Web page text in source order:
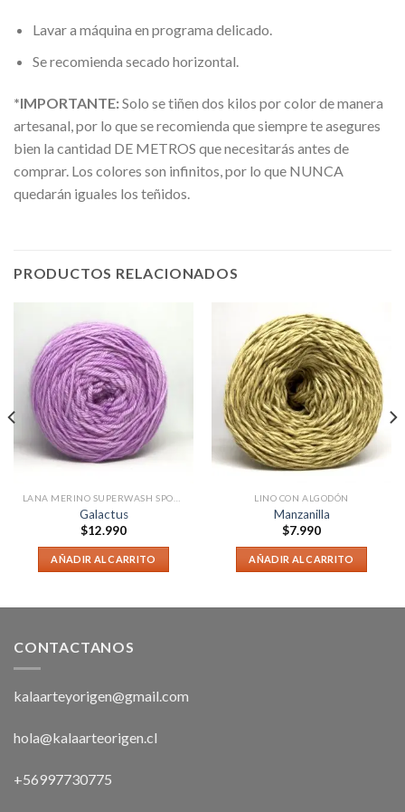
Lavar a máquina en programa delicado.
Se recomienda secado horizontal.
*IMPORTANTE:Solo se tiñen dos kilos por color de manera
artesanal, por lo que se recomienda que siempre te asegures
bien la cantidad DE METROS que necesitarás antes de
comprar. Los colores son infinitos, por lo que NUNCA
quedarán iguales los teñidos.
PRODUCTOS RELACIONADOS
Galactus
$12.990
AÑADIR AL CARRITO
LINO CON ALGODÓN
Manzanilla
$7.990
AÑADIR AL CARRITO
CONTACTANOS
kalaarteyorigen@gmail.com
hola@kalaarteorigen.cl
+56997730775